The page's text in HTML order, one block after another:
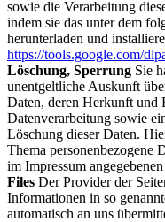
sowie die Verarbeitung
indem sie das unter dem
herunterladen und
https://tools.google.com/
Löschung, Sperrung Sie
unentgeltliche Auskunft
Daten, deren Herkunft und
Datenverarbeitung sowie
Löschung dieser Daten.
Thema personenbezogene
im Impressum
Files Der Provider der
Informationen in so
automatisch an uns